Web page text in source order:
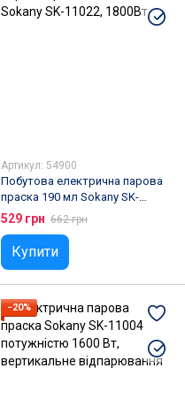
Артикул: 54900
Побутова електрична парова
праска 190 мл Sokany SK-
11022, 1800Вт
529 грн 662 грн
Купити
−20%